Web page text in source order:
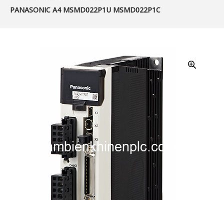
PANASONIC A4 MSMD022P1U MSMD022P1C